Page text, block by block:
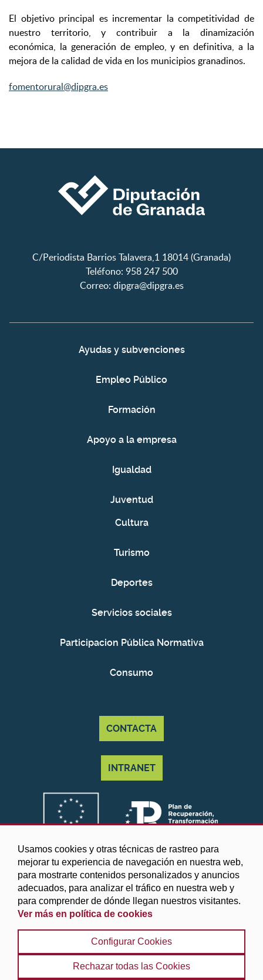
Usamos cookies y otras técnicas de rastreo para
mejorar tu experiencia de navegación en nuestra web,
para mostrarte contenidos personalizados y anuncios
adecuados, para analizar el tráfico en nuestra web y
para comprender de dónde llegan nuestros visitantes.
Ver más en política de cookies
Configurar Cookies
Rechazar todas las Cookies
El objetivo principal es incrementar la competitividad de
nuestro territorio, y contribuir a la dinamización
económica, la generación de empleo, y en definitiva, a la
mejora de la calidad de vida en los municipios granadinos.
fomentorural@dipgra.es
C/Periodista Barrios Talavera,1 18014 (Granada)
Teléfono: 958 247 500
Correo: dipgra@dipgra.es
Ayudas y subvenciones
Empleo Público
Formación
Apoyo a la empresa
Igualdad
Juventud
Cultura
Turismo
Deportes
Servicios sociales
Participacion Pública Normativa
Consumo
CONTACTA
INTRANET
©2025 Diputación de Granada
Aviso legal y Política de privacidad | Política de cookies
Protección de datos | Accesibilidad | Búsqueda |
Mapa web